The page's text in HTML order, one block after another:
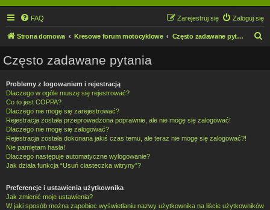
FAQ Zaloguj się
Zarejestruj się
Strona domowa Kresowe forum motocyklowe Często zadawane pytania
Często zadawane pytania
Problemy z logowaniem i rejestracją
Dlaczego w ogóle muszę się rejestrować?
Co to jest COPPA?
Dlaczego nie mogę się zarejestrować?
Rejestracja została przeprowadzona poprawnie, ale nie mogę się zalogować!
Dlaczego nie mogę się zalogować?
Rejestracja została dokonana jakiś czas temu, ale teraz nie mogę się zalogować?!
Nie pamiętam hasła!
Dlaczego następuje automatyczne wylogowanie?
Jak działa funkcja “Usuń ciasteczka witryny”?
Preferencje i ustawienia użytkownika
Jak zmienić moje ustawienia?
W jaki sposób można zapobiec wyświetlaniu nazwy użytkownika na liście użytkowników